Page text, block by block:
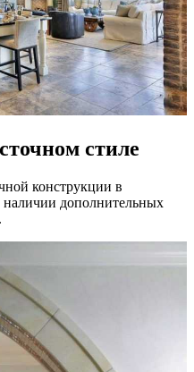
стиле
конструкции в
наличии дополнительных